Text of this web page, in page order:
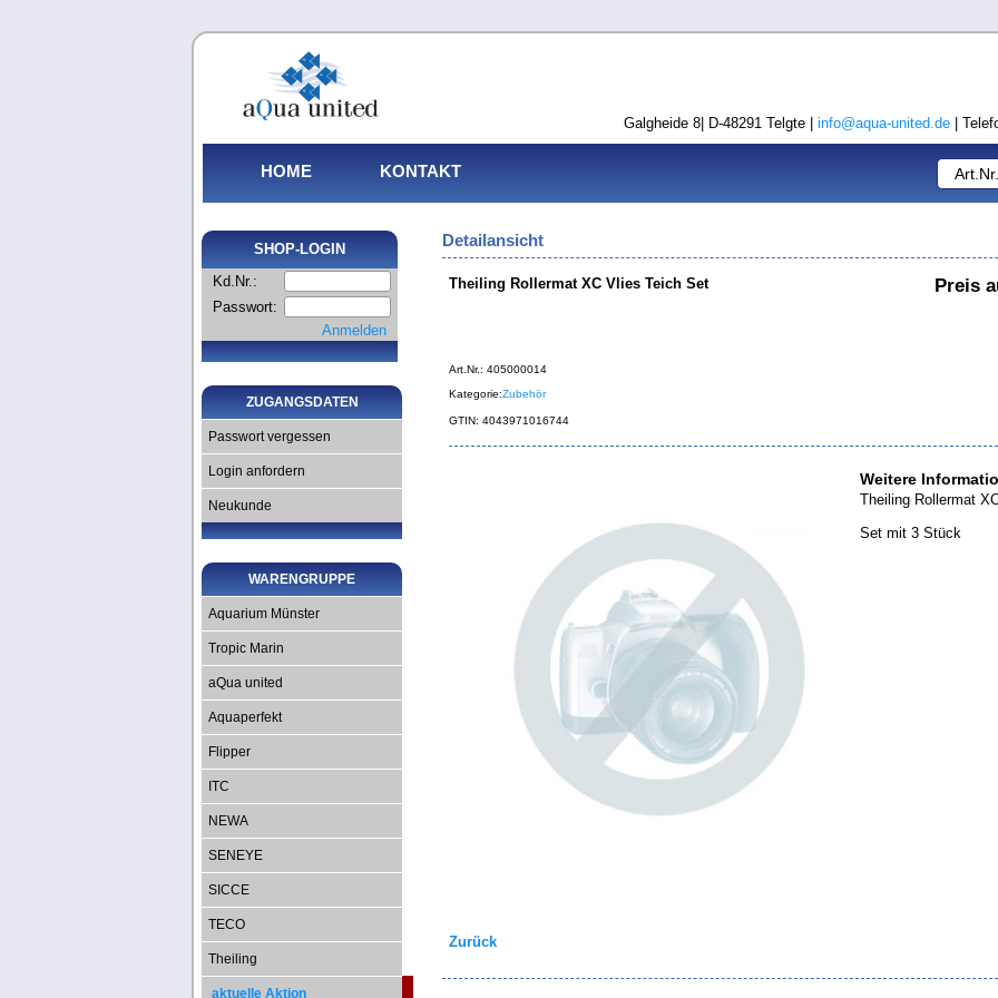
Galgheide 8| D-48291 Telgte | info@aqua-united.de |
HOME KONTAKT
SHOP-LOGIN
Kd.Nr.:
Passwort:
Anmelden
ZUGANGSDATEN
Passwort vergessen
Login anfordern
Neukunde
WARENGRUPPE
Aquarium Münster
Tropic Marin
aQua united
Aquaperfekt
Flipper
ITC
NEWA
SENEYE
SICCE
TECO
Theiling
aktuelle Aktion
Detailansicht
Theiling Rollermat XC Vlies Teich Set Preis
Art.Nr.: 405000014
Kategorie:Zubehör
GTIN: 4043971016744
Weitere
Theiling Rollermat
Set mit 3 Stück
Zurück